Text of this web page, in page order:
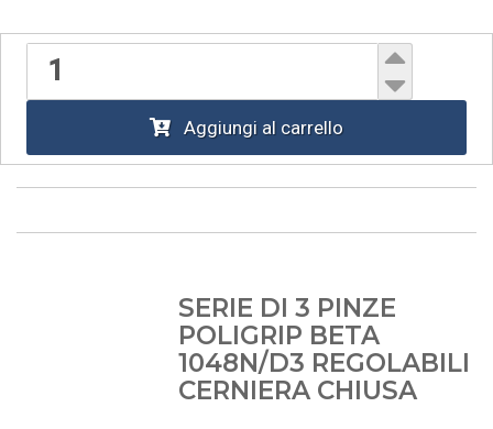
SERIE DI 3 PINZE
POLIGRIP BETA
1048N/D3 REGOLABILI
CERNIERA CHIUSA
Aggiungi al carrello